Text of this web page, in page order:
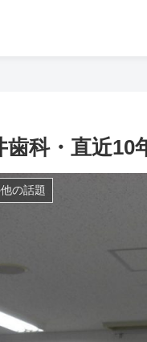
歯科・直近10
の話題